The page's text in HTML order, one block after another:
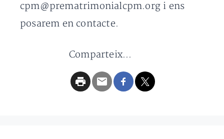
cpm@prematrimonialcpm.org i ens
posarem en contacte.
Comparteix...